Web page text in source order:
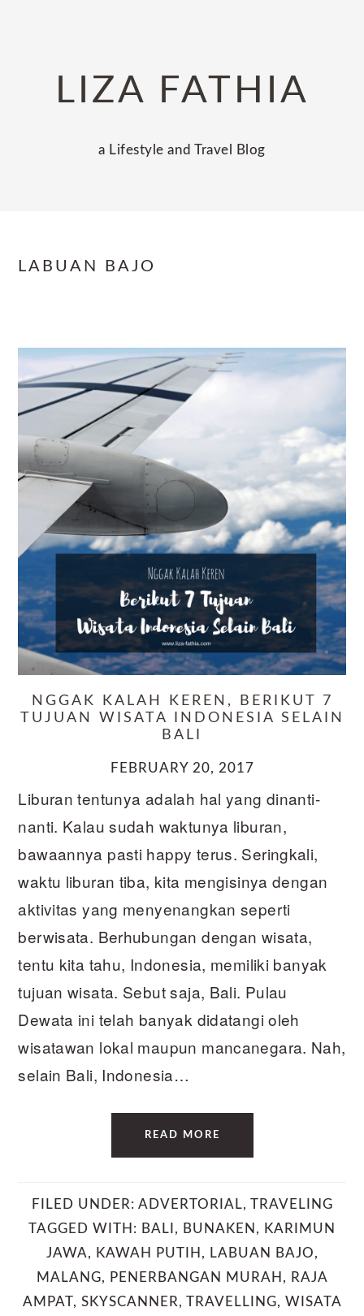
navigationLIZA FATHIA
a Lifestyle and Travel Blog
LABUAN BAJO
NGGAK KALAH KEREN, BERIKUT 7
TUJUAN WISATA INDONESIA SELAIN
BALI
FEBRUARY 20, 2017
Liburan tentunya adalah hal yang dinanti-
nanti. Kalau sudah waktunya liburan,
bawaannya pasti happy terus. Seringkali,
waktu liburan tiba, kita mengisinya dengan
aktivitas yang menyenangkan seperti
berwisata. Berhubungan dengan wisata,
tentu kita tahu, Indonesia, memiliki banyak
tujuan wisata. Sebut saja, Bali. Pulau
Dewata ini telah banyak didatangi oleh
wisatawan lokal maupun mancanegara. Nah,
selain Bali, Indonesia…
READ MORE
FILED UNDER: ADVERTORIAL, TRAVELING
TAGGED WITH: BALI , BUNAKEN , KARIMUN
JAWA, KAWAH PUTIH , LABUAN BAJO,
MALANG, PENERBANGAN MURAH , RAJA
AMPAT, SKYSCANNER, TRAVELLING, WISATA